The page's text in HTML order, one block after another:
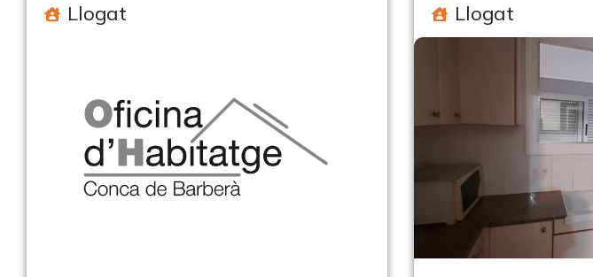
Llogat Llogat